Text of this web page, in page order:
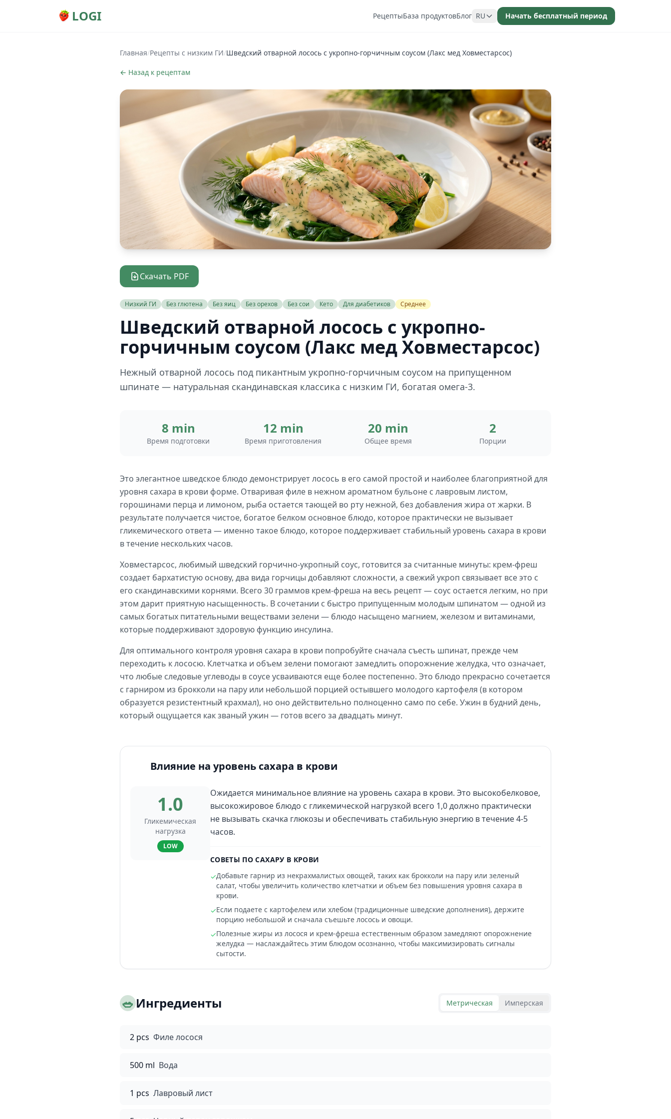
LOGI РецептыБаза продуктовБлог RU Начать бесплатный период
Главная/Рецепты с низким ГИ/Шведский отварной лосось с укропно-горчичным соусом (Лакс мед Ховместарсос)
← Назад к рецептам
Скачать PDF
Низкий ГИ Без глютена Без яиц Без орехов Без сои Кето Для диабетиков Среднее
Шведский отварной лосось с укропно-
горчичным соусом (Лакс мед Ховместарсос)
Нежный отварной лосось под пикантным укропно-горчичным соусом на припущенном
шпинате — натуральная скандинавская классика с низким ГИ, богатая омега-3.
8 min
Время подготовки
12 min
Время приготовления
20 min
Общее время
2
Порции
Это элегантное шведское блюдо демонстрирует лосось в его самой простой и наиболее благоприятной для
уровня сахара в крови форме. Отваривая филе в нежном ароматном бульоне с лавровым листом,
горошинами перца и лимоном, рыба остается тающей во рту нежной, без добавления жира от жарки. В
результате получается чистое, богатое белком основное блюдо, которое практически не вызывает
гликемического ответа — именно такое блюдо, которое поддерживает стабильный уровень сахара в крови
в течение нескольких часов.
Ховместарсос, любимый шведский горчично-укропный соус, готовится за считанные минуты: крем-фреш
создает бархатистую основу, два вида горчицы добавляют сложности, а свежий укроп связывает все это с
его скандинавскими корнями. Всего 30 граммов крем-фреша на весь рецепт — соус остается легким, но при
этом дарит приятную насыщенность. В сочетании с быстро припущенным молодым шпинатом — одной из
самых богатых питательными веществами зелени — блюдо насыщено магнием, железом и витаминами,
которые поддерживают здоровую функцию инсулина.
Для оптимального контроля уровня сахара в крови попробуйте сначала съесть шпинат, прежде чем
переходить к лососю. Клетчатка и объем зелени помогают замедлить опорожнение желудка, что означает,
что любые следовые углеводы в соусе усваиваются еще более постепенно. Это блюдо прекрасно сочетается
с гарниром из брокколи на пару или небольшой порцией остывшего молодого картофеля (в котором
образуется резистентный крахмал), но оно действительно полноценно само по себе. Ужин в будний день,
который ощущается как званый ужин — готов всего за двадцать минут.
Влияние на уровень сахара в крови
1.0
Гликемическая
нагрузка
LOW
Ожидается минимальное влияние на уровень сахара в крови. Это высокобелковое,
высокожировое блюдо с гликемической нагрузкой всего 1,0 должно практически
не вызывать скачка глюкозы и обеспечивать стабильную энергию в течение 4-5
часов.
СОВЕТЫ ПО САХАРУ В КРОВИ
✓Добавьте гарнир из некрахмалистых овощей, таких как брокколи на пару или зеленый
салат, чтобы увеличить количество клетчатки и объем без повышения уровня сахара в
крови.
✓Если подаете с картофелем или хлебом (традиционные шведские дополнения), держите
порцию небольшой и сначала съешьте лосось и овощи.
✓Полезные жиры из лосося и крем-фреша естественным образом замедляют опорожнение
желудка — наслаждайтесь этим блюдом осознанно, чтобы максимизировать сигналы
сытости.
🥗Ингредиенты Метрическая Имперская
2 pcs Филе лосося
500 ml Вода
1 pcs Лавровый лист